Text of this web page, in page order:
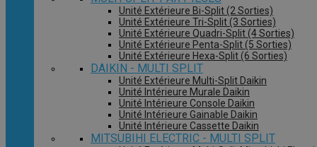
Unité Extérieure Bi-Split (2 Sorties)
Unité Extérieure Tri-Split (3 Sorties)
Unité Extérieure Quadri-Split (4 Sorties)
Unité Extérieure Penta-Split (5 Sorties)
Unité Extérieure Hexa-Split (6 Sorties)
DAIKIN - MULTI SPLIT
Unité Extérieure Multi-Split Daikin
Unité Intérieure Murale Daikin
Unité Intérieure Console Daikin
Unité Intérieure Gainable Daikin
Unité Intérieure Cassette Daikin
MITSUBIHI ELECTRIC - MULTI SPLIT